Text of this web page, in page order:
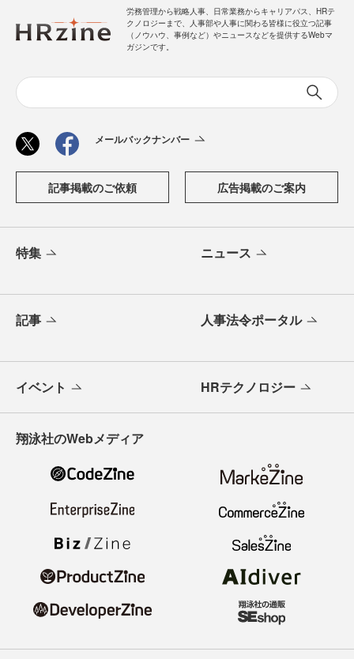
労務管理から戦略人事、日常業務からキャリアパス、HRテ
クノロジーまで、人事部や人事に関わる皆様に役立つ記事
（ノウハウ、事例など）やニュースなどを提供するWebマ
ガジンです。
メールバックナンバー
記事掲載のご依頼 広告掲載のご案内
特集 ニュース
記事 人事法令ポータル
イベント HRテクノロジー
翔泳社のWebメディア